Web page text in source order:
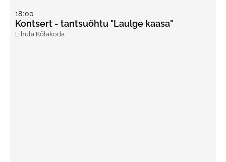
18:00
Kontsert - tantsuõhtu "Laulge kaasa"
Lihula Kõlakoda